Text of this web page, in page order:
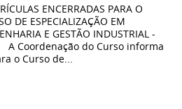
ENCERRADAS PARA O
DE ESPECIALIZAÇÃO EM
E GESTÃO INDUSTRIAL -
A Coordenação do Curso informa
o Curso de...